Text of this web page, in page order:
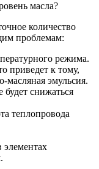
масла?
количество
проблемам:
режима.
приведет к тому,
масляная эмульсия.
будет снижаться
теплопровода
элементах